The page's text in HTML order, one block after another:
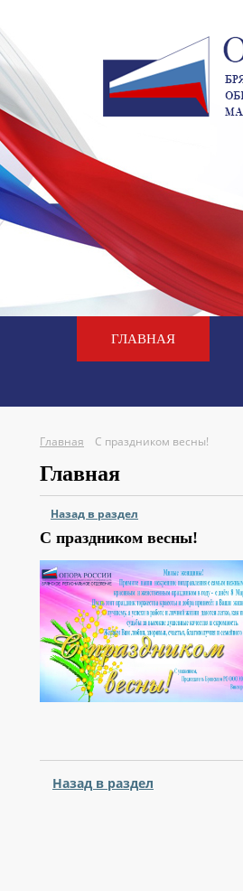
ГЛАВНАЯ
Главная С праздником весны!
Главная
Назад в раздел
С праздником весны!
Назад в раздел